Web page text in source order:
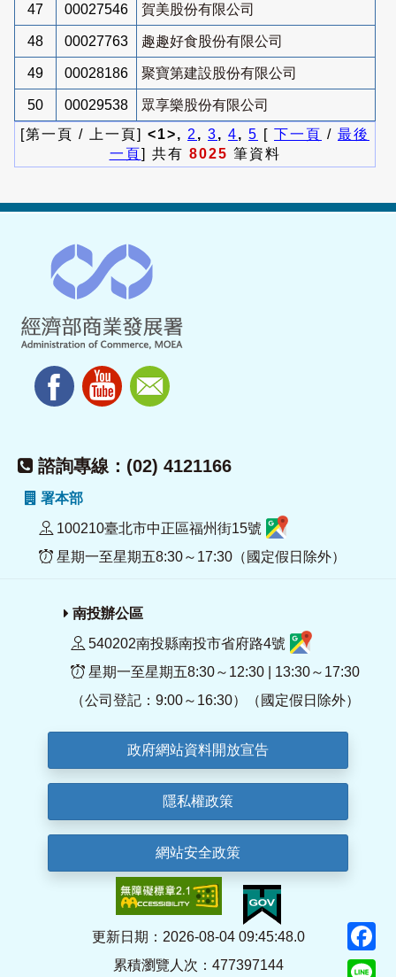
47 00027546 賀美股份有限公司
48 00027763 趣趣好食股份有限公司
49 00028186 聚寶第建設股份有限公司
50 00029538
眾享樂股份有限公司
[第一頁 / 上一頁] <1>, 2 , 3, 4, 5 [ 下一頁 / 最後
一頁] 共有 8025 筆資料
諮詢專線：(02) 4121166
署本部
100210臺北市中正區福州街15號
星期一至星期五8:30～17:30（國定假日除外）
南投辦公區
540202南投縣南投市省府路4號
星期一至星期五8:30～12:30 | 13:30～17:30
（公司登記：9:00～16:30）（國定假日除外）
政府網站資料開放宣告
隱私權政策
網站安全政策
更新日期：2026-08-04 09:45:48.0
累積瀏覽人次：477397144